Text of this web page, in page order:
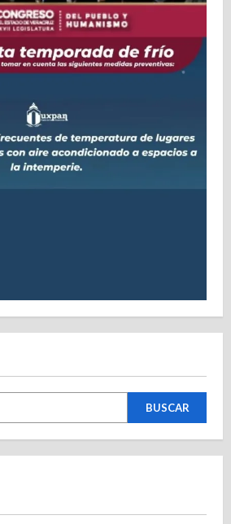
BUSCAR